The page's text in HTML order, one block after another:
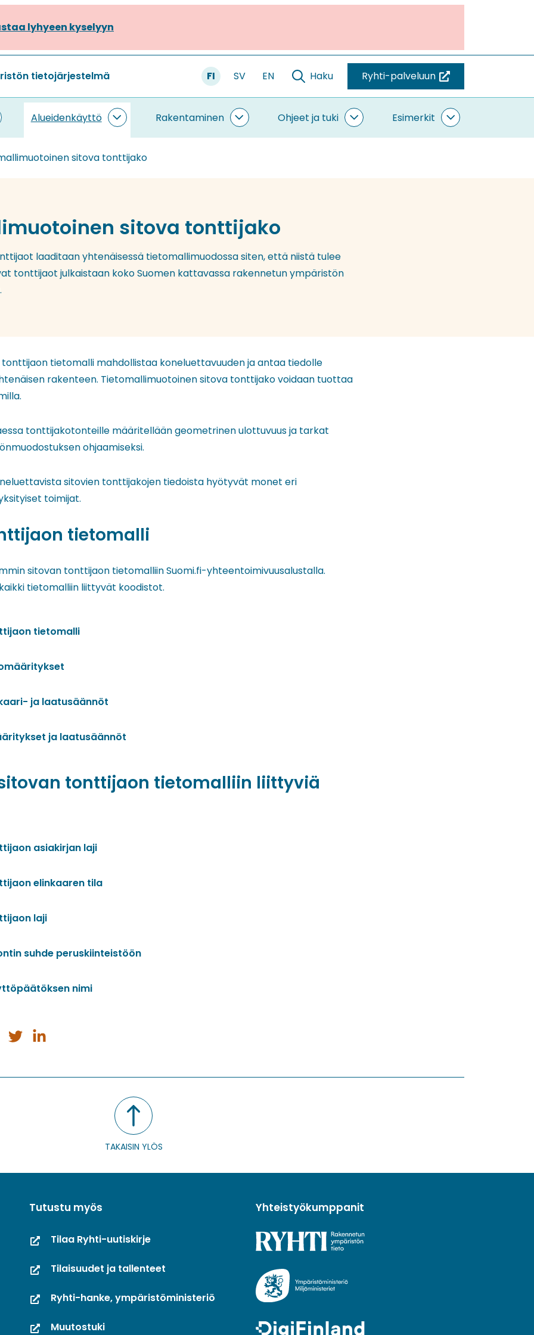
lyhyeen kyselyyn
tietojärjestelmä FI SV EN Haku Ryhti-palveluun
(siirryt
toiseen
palveluun)
Alueidenkäyttö
Alueidenkäyttö
alasivut
Rakentaminen
Rakentaminen
alasivut
Ohjeet ja tuki
Ohjeet
ja
Esimerkit
Esimerkit
alasivut
sitova tonttijako
sitova tonttijako
laaditaan yhtenäisessä tietomallimuodossa siten, että niistä tulee
tonttijaot julkaistaan koko Suomen kattavassa rakennetun ympäristön
tonttijaon tietomalli mahdollistaa koneluettavuuden ja antaa tiedolle
rakenteen. Tietomallimuotoinen sitova tonttijako voidaan tuottaa
tonttijakotonteille määritellään geometrinen ulottuvuus ja tarkat
ohjaamiseksi.
sitovien tonttijakojen tiedoista hyötyvät monet eri
toimijat.
tietomalli
sitovan tonttijaon tietomalliin Suomi.fi-yhteentoimivuusalustalla.
tietomalliin liittyvät koodistot.
tietomalli
ja laatusäännöt
ja laatusäännöt
tonttijaon tietomalliin liittyviä
asiakirjan laji
elinkaaren tila
laji
suhde peruskiinteistöön
nimi
Jaa
Jaa
TAKAISIN YLÖS
Tutustu myös
Tilaa Ryhti-uutiskirje
Tilaisuudet ja tallenteet
Ryhti-hanke, ympäristöministeriö
Muutostuki
Yhteistyökumppanit